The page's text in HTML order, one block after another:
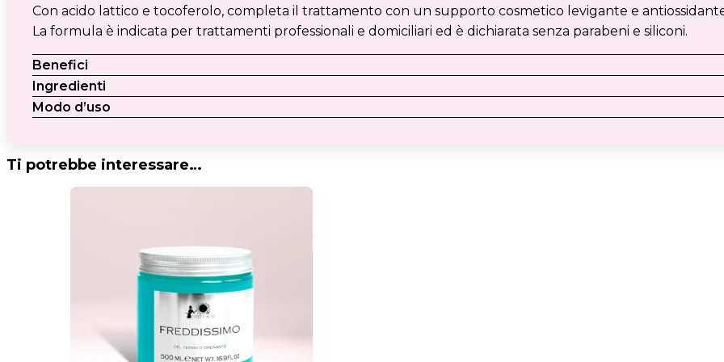
Con acido lattico e tocoferolo, completa il trattamento con un supporto cosmetico levigante e
La formula è indicata per trattamenti professionali e domiciliari ed è dichiarata senza parabeni e siliconi.
Benefici
Ingredienti
Modo d’uso
Ti potrebbe interessare…